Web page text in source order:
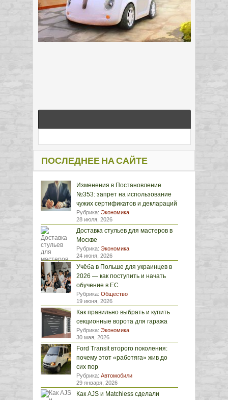
ПОСЛЕДНЕЕ НА САЙТЕ
Изменения в Постановление
№353: запрет на использование
чужих сертификатов и деклараций
Рубрика: Экономика
28 июля, 2026
Доставка стульев для мастеров в
Москве
Рубрика: Экономика
24 июня, 2026
Учёба в Польше для украинцев в
2026 — как поступить и начать
обучение в ЕС
Рубрика: Общество
19 июня, 2026
Как правильно выбрать и купить
секционные ворота для гаража
Рубрика: Экономика
30 мая, 2026
Ford Transit второго поколения:
почему этот «работяга» жив до
сих пор
Рубрика: Автомобили
29 января, 2026
Как AJS и Matchless сделали